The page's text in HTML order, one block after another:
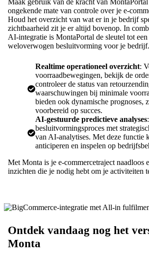
Maak gebruik van de kracht van
ongekende mate van controle over je e-
Houd het overzicht van wat er in je bedrijf
zichtbaarheid zit je er altijd bovenop. In
AI-integratie is MontaPortal de sleutel tot een
weloverwogen besluitvorming voor je bedrijf.
Realtime operationeel overzicht:
voorraadbewegingen, bekijk de
controleer de status van
waarschuwingen bij minimale
bieden ook dynamische prognoses,
voorbereid op succes.
AI-gestuurde predictieve analyses
besluitvormingsproces met
van AI-analytises. Met deze functie
anticiperen en inspelen op
Met Monta is je e-commercetraject naadloos
inzichten die je nodig hebt om je activiteiten
Ontdek vandaag nog het
Monta